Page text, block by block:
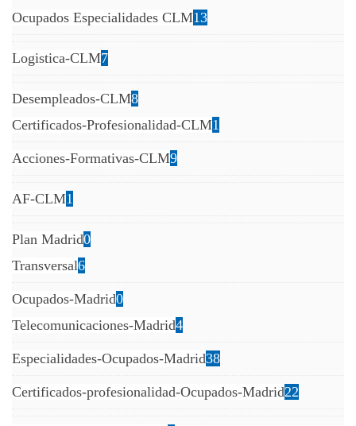
Ocupados Especialidades CLM13
Logistica-CLM7
Desempleados-CLM8
Certificados-Profesionalidad-CLM1
Acciones-Formativas-CLM9
AF-CLM1
Plan Madrid0
Transversal6
Ocupados-Madrid0
Telecomunicaciones-Madrid4
Especialidades-Ocupados-Madrid38
Certificados-profesionalidad-Ocupados-Madrid22